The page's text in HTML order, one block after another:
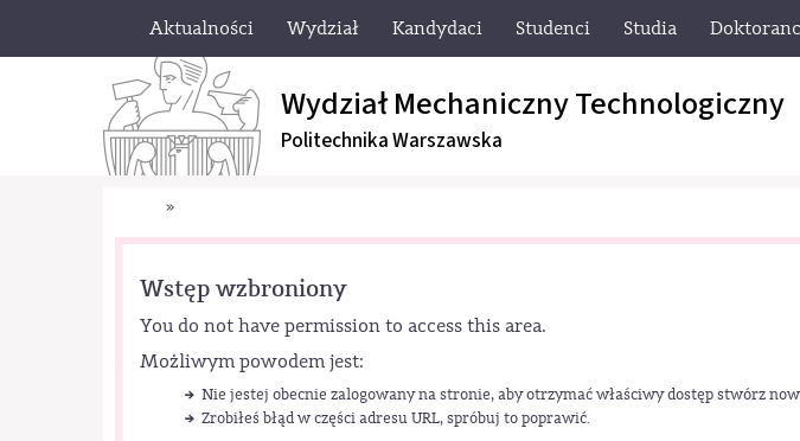
Aktualności Wydział Kandydaci Studenci Studia
Wydział Mechaniczny Technologiczny
Politechnika Warszawska
»
Wstęp wzbroniony
You do not have permission to access this area.
Możliwym powodem jest:
Nie jestej obecnie zalogowany na stronie, aby otrzymać właściwy dostęp stwórz
Zrobiłeś błąd w części adresu URL, spróbuj to poprawić.